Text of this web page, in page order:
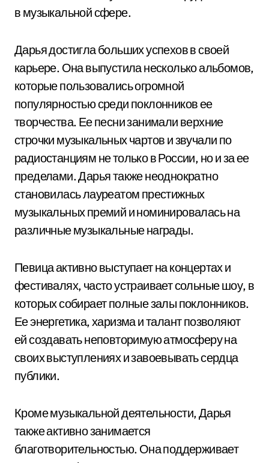
в музыкальной сфере.
Дарья достигла больших успехов в своей
карьере. Она выпустила несколько альбомов,
которые пользовались огромной
популярностью среди поклонников ее
творчества. Ее песни занимали верхние
строчки музыкальных чартов и звучали по
радиостанциям не только в России, но и за ее
пределами. Дарья также неоднократно
становилась лауреатом престижных
музыкальных премий и номинировалась на
различные музыкальные награды.
Певица активно выступает на концертах и
фестивалях, часто устраивает сольные шоу, в
которых собирает полные залы поклонников.
Ее энергетика, харизма и талант позволяют
ей создавать неповторимую атмосферу на
своих выступлениях и завоевывать сердца
публики.
Кроме музыкальной деятельности, Дарья
также активно занимается
благотворительностью. Она поддерживает